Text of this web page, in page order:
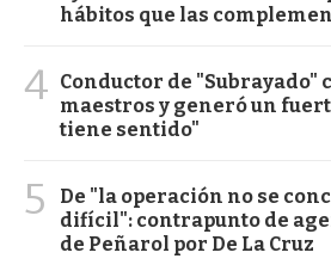
hábitos que las
4 Conductor de "Subrayado"
maestros y generó un
tiene sentido"
5
De "la operación no se
difícil": contrapunto de
de Peñarol por De La Cruz